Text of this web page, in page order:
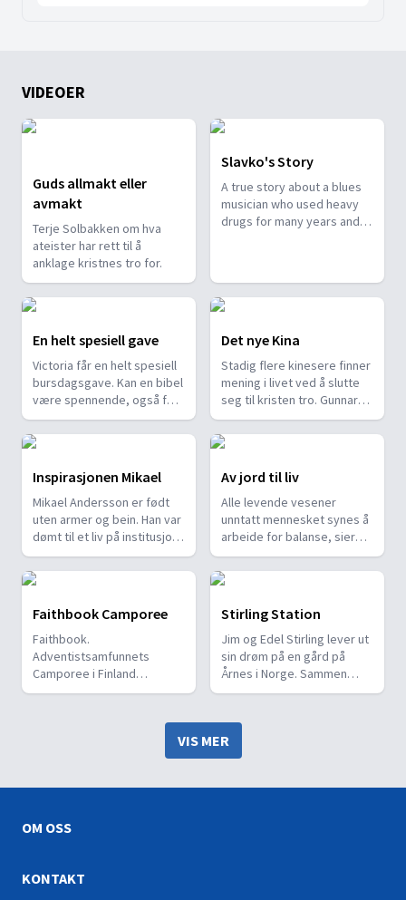
VIDEOER
Guds allmakt eller
avmakt
Terje Solbakken om hva
ateister har rett til å
anklage kristnes tro for.
Slavko's Story
A true story about a blues
musician who used heavy
drugs for many years and
En helt spesiell gave
Victoria får en helt spesiell
bursdagsgave. Kan en bibel
være spennende, også for
barn, eller er det bare en
gammel bok som burde bli
stående i hyllene?
Det nye Kina
Stadig flere kinesere finner
mening i livet ved å slutte
seg til kristen tro. Gunnar
Jørgensen gir i
programmet en rapport om
møte med kristenledere.
Inspirasjonen Mikael
Mikael Andersson er født
uten armer og bein. Han var
dømt til et liv på institusjon,
men lever i dag et aktivt liv,
har kone og fire barn, driver
eget firma, og inspirerer
andre til å håndtere sine
egne fysiske og mentale
utfordringer.
Av jord til liv
Alle levende vesener
unntatt mennesket synes å
arbeide for balanse, sier
Ivar Torp som har fått
kongens
fortjenestemedalje i sølv
for sitt pionerarbeid med å
innføre organisk-biologisk
jordbruk som fag ved
norske landbruksskoler.
Faithbook Camporee
Faithbook.
Adventistsamfunnets
Camporee i Finland
sommeren 2010 samlet
fra 20 land. To av speiderne,
Stirling Station
Jim og Edel Stirling lever ut
sin drøm på en gård på
Årnes i Norge. Sammen
driver de et
barn i alle aldre kan utfolde
seg. Stirling Station er et
helt unikt sted. En smak av
VIS MER
OM OSS
KONTAKT